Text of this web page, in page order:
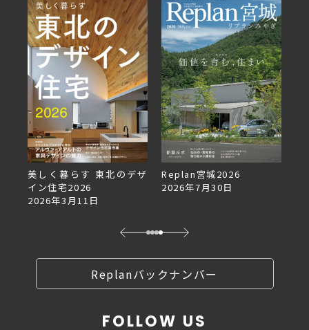
美しく暮らす 東北のデザ
イン住宅2026
2026年3月11日
Replan宮城2026
2026年7月30日
Replanバックナンバー
FOLLOW US